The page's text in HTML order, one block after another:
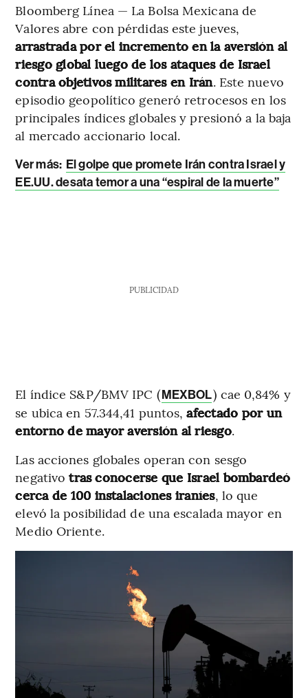
Bloomberg Línea — La Bolsa Mexicana de
Valores abre con pérdidas este jueves,
arrastrada por el incremento en la aversión al
riesgo global luego de los ataques de Israel
contra objetivos militares en Irán. Este nuevo
episodio geopolítico generó retrocesos en los
principales índices globales y presionó a la baja
al mercado accionario local.
Ver más: El golpe que promete Irán contra Israel y
EE.UU. desata temor a una “espiral de la muerte”
PUBLICIDAD
El índice S&P/BMV IPC (MEXBOL) cae 0,84% y
se ubica en 57.344,41 puntos,afectado por un
entorno de mayor aversión al riesgo.
Las acciones globales operan con sesgo
negativotras conocerse que Israel bombardeó
cerca de 100 instalaciones iraníes, lo que
elevó la posibilidad de una escalada mayor en
Medio Oriente.